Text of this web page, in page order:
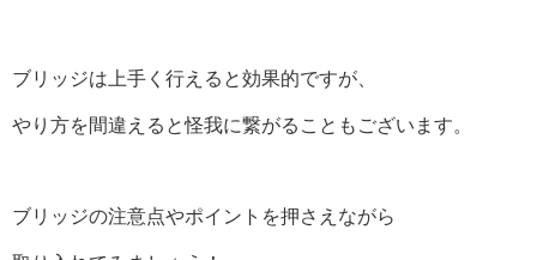
ブリッジは上手く行えると効果的ですが、
やり方を間違えると怪我に繋がることもございます。
ブリッジの注意点やポイントを押さえながら